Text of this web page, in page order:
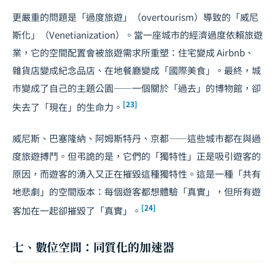
更嚴重的問題是「過度旅遊」（overtourism）導致的「威尼
斯化」（Venetianization）。當一座城市的經濟過度依賴旅遊
業，它的空間配置會被旅遊需求所重塑：住宅變成 Airbnb、
雜貨店變成紀念品店、在地餐廳變成「國際美食」。最終，城
市變成了自己的主題公園——一個關於「過去」的博物館，卻
失去了「現在」的生命力。 [23]
威尼斯、巴塞隆納、阿姆斯特丹、京都——這些城市都在與過
度旅遊搏鬥。但弔詭的是，它們的「獨特性」正是吸引遊客的
原因，而遊客的湧入又正在摧毀這種獨特性。這是一種「共有
地悲劇」的空間版本：每個遊客都想體驗「真實」，但所有遊
客加在一起卻摧毀了「真實」。 [24]
七、數位空間：同質化的加速器